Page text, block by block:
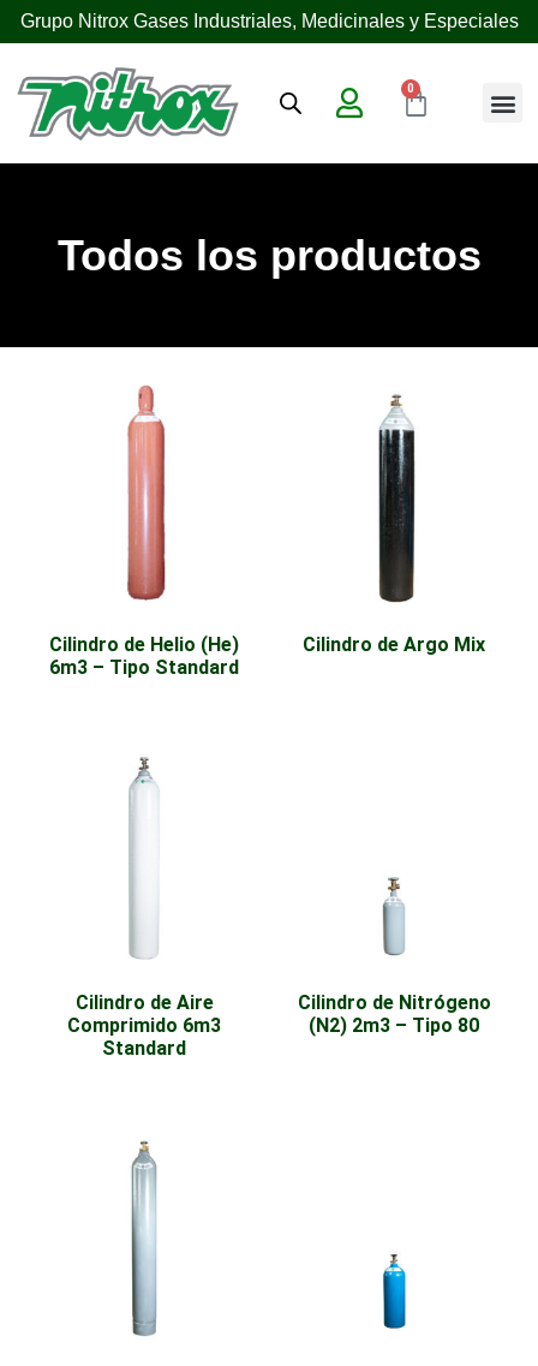
Grupo Nitrox Gases Industriales, Medicinales y Especiales
0
Todos los productos
Cilindro de Helio (He)
6m3 – Tipo Standard
Cilindro de Argo Mix
Cilindro de Aire
Comprimido 6m3
Standard
Cilindro de Nitrógeno
(N2) 2m3 – Tipo 80